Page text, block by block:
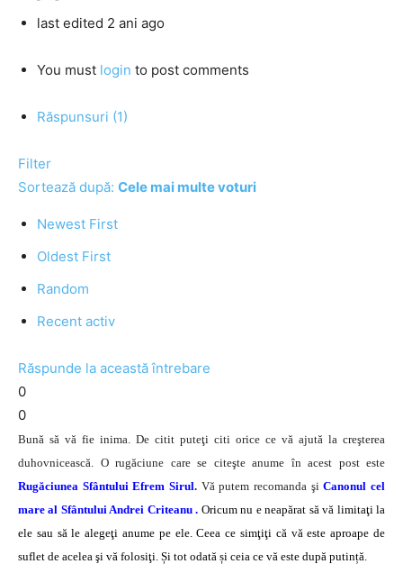
last edited 2 ani ago
You must login to post comments
Răspunsuri (1)
Filter
Sortează după: Cele mai multe voturi
Newest First
Oldest First
Random
Recent activ
Răspunde la această întrebare
0
0
Bună să vă fie inima. De citit puteţi citi orice ce vă ajută la creşterea
duhovnicească. O rugăciune care se citeşte anume în acest post este
Rugăciunea Sfântului Efrem Sirul. Vă putem recomanda şi Canonul cel
mare al Sfântului Andrei Criteanu. Oricum nu e neapărat să vă limitaţi la
ele sau să le alegeţi anume pe ele. Ceea ce simţiţi că vă este aproape de
suflet de acelea şi vă folosiţi. Și tot odată și ceia ce vă este după putință.